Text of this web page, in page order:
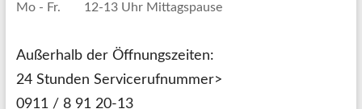
Mo - Fr.
12-13 Uhr Mittagspause
Außerhalb der Öffnungszeiten:
24 Stunden Servicerufnummer>
0911 / 8 91 20-13